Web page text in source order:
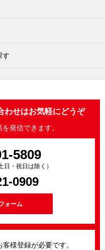
す
わせはお気軽にどうぞ
発信できます。
5809
・祝日は除く）
0909
ォーム
様登録が必要です。